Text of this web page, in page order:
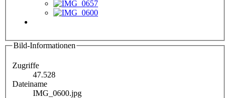
Bild-Informationen
Zugriffe
47.528
Dateiname
IMG_0600.jpg